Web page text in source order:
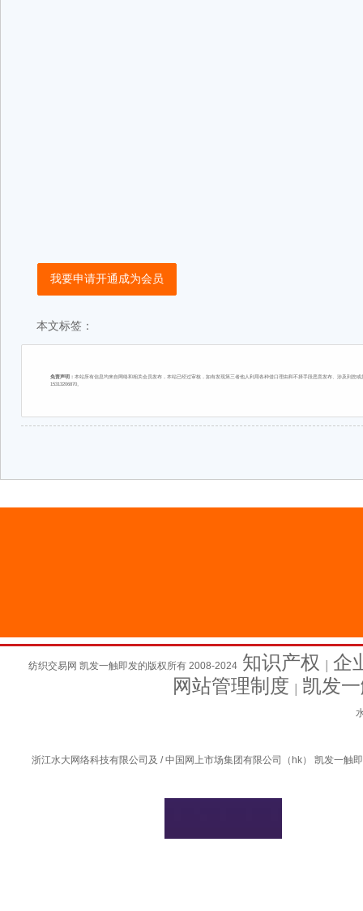
我要申请开通成为会员
本文标签：
免责声明： 本站所有信息均来自网络和相关会员发布，本站已经过审核，如有发现第三者他人利用各种借口理由和不择手段恶意发布、涉及到
15313206870。
纺织交易网 凯发一触即发的版权所有 2008-2024 知识产权
企
网站管理制度
凯发
浙江水大网络科技有限公司及 / 中国网上市场集团有限公司（hk） 凯发一触